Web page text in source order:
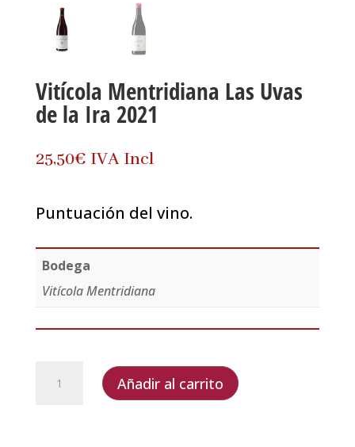
Vitícola Mentridiana Las Uvas
de la Ira 2021
25,50€ IVA Incl
Puntuación del vino.
Bodega
Vitícola Mentridiana
Mentridiana Añadir al carrito